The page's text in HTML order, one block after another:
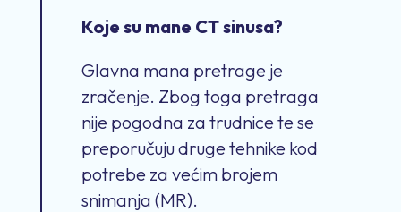
Koje su mane CT sinusa?
Glavna mana pretrage je
zračenje. Zbog toga pretraga
nije pogodna za trudnice te se
preporučuju druge tehnike kod
potrebe za većim brojem
snimanja (MR).